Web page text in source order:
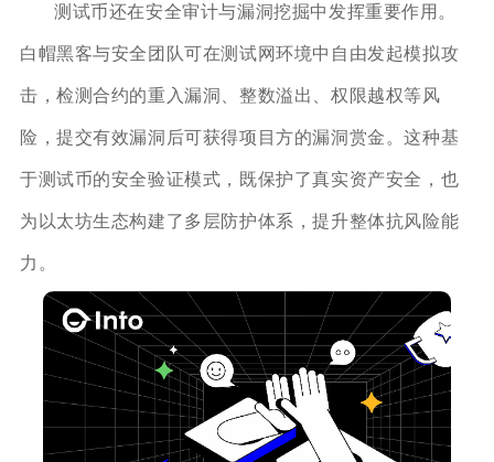
测试币还在安全审计与漏洞挖掘中发挥重要作用。
白帽黑客与安全团队可在测试网环境中自由发起模拟攻
击，检测合约的重入漏洞、整数溢出、权限越权等风
险，提交有效漏洞后可获得项目方的漏洞赏金。这种基
于测试币的安全验证模式，既保护了真实资产安全，也
为以太坊生态构建了多层防护体系，提升整体抗风险能
力。